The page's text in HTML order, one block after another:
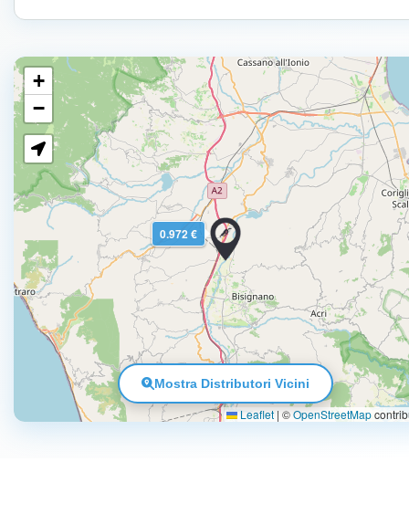
0.972 €
+
−
Leaflet | ©OpenStreetMap
Mostra Distributori Vicini